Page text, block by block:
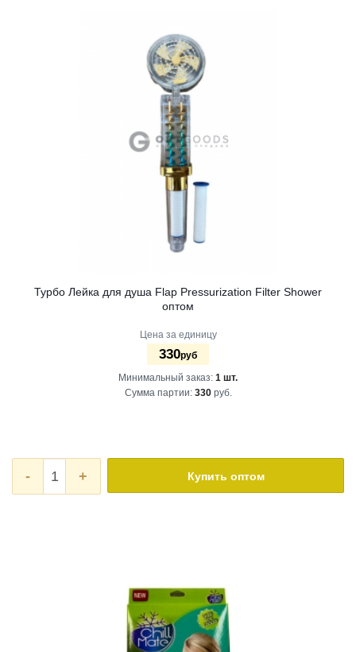
Турбо Лейка для душа Flap Pressurization Filter Shower
оптом
Цена за единицу
330руб
Минимальный заказ: 1 шт.
Сумма партии: 330руб.
- + Купить оптом